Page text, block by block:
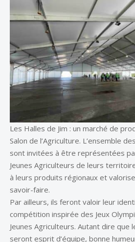
Les Halles de Jim : un marché de
Salon de l’Agriculture. L’ensemble
sont invitées à être représentées
Jeunes Agriculteurs de leurs
à leurs produits régionaux et
savoir-faire.
Par ailleurs, ils feront valoir leur
compétition inspirée des Jeux
Jeunes Agriculteurs. Autant dire que
seront esprit d’équipe, bonne